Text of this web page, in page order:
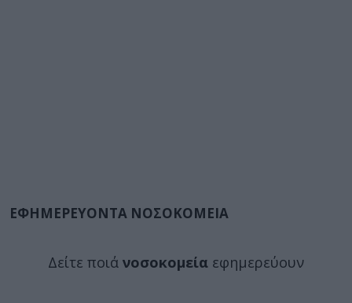
ΕΦΗΜΕΡΕΥΟΝΤΑ ΝΟΣΟΚΟΜΕΙΑ
Δείτε ποιά νοσοκομεία εφημερεύουν